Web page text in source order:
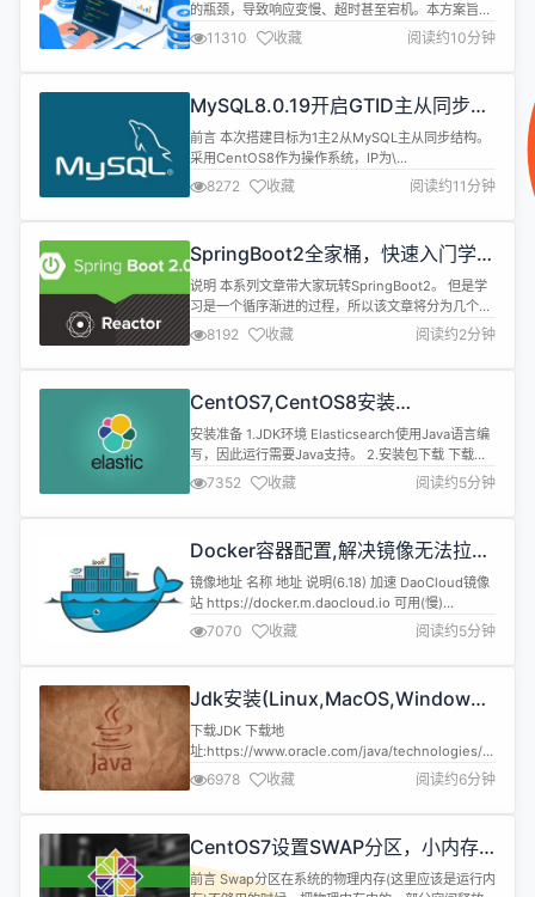
的瓶颈，导致响应变慢、超时甚至宕机。本方案旨在
从多个层面（SQL、数据库配置、架构、硬件等）提
供优化策略，以提升 MySQL 在高并发环境下的性
能、稳定性和扩展性。 2. SQL 语句及索引优化 (最
析所有核心 SQL 的执行计划（EXPLAIN...
11310 收藏 阅读约10分钟
MySQL8.0.19开启GTID主从同步
CentOS8
前言 本次搭建目标为1主2从MySQL主从同步结构。
采用CentOS8作为操作系统，IP为\
[10.0.0.211,10.0.0.212,10.0.0.213]。MySQL版本为
8.0.19，端口均采用3306。本文仅讲解主从配置，
因此安装MySQL的方式请参考安装文档。 GTID模式
增加...
8272 收藏 阅读约11分钟
SpringBoot2全家桶，快速入门学习
开发网站教程
说明 本系列文章带大家玩转SpringBoot2。 但是学
习是一个循序渐进的过程，所以该文章将分为几个小
章节讲述。 并且在学习SpringBoot之前需要一定的
基础知识 SpringMVC、Spring、MyBatis基础知识
Maven MySQL、Redis 本文章代码建立的环境基础
步环境 开发环境 名称...
8192 收藏 阅读约2分钟
CentOS7,CentOS8安装
Elasticsearch6.8.6
安装准备 1.JDK环境 Elasticsearch使用Java语言编
写，因此运行需要Java支持。 2.安装包下载 下载地
址:https://www.elastic.co/cn 3.可视化工具
elasticsearch-head下载(可选) 下载地
址:https://github.com/mobz/elasticsearch-head
7352 收藏 阅读约5分钟
Docker容器配置,解决镜像无法拉取
问题
镜像地址 名称 地址 说明(6.18) 加速 DaoCloud镜像
站 https://docker.m.daocloud.io 可用(慢)
DockerHub,GCR,K8s,GHCR,Quay,NVCR等
Docker镜像代理 https://dockerproxy.com 屏蔽
DockerHub,GCR,K8s,GHCR 百度云 https://mir...
7070 收藏 阅读约5分钟
Jdk安装(Linux,MacOS,Windows),
包含三大操作系统的最全安装
下载JDK 下载地
址:https://www.oracle.com/java/technologies/javase-
downloads.html 注意:依据自己的操作系统下载对
应的JDK版本 Linux: jdk-17_linux-x64_bin.tar.gz
173.30 MB MacOS: jdk-17_macos-x64_bin.tar.gz
6978 收藏 阅读约6分钟
CentOS7设置SWAP分区，小内存
服务器的救世主
前言 Swap分区在系统的物理内存(这里应该是运行内